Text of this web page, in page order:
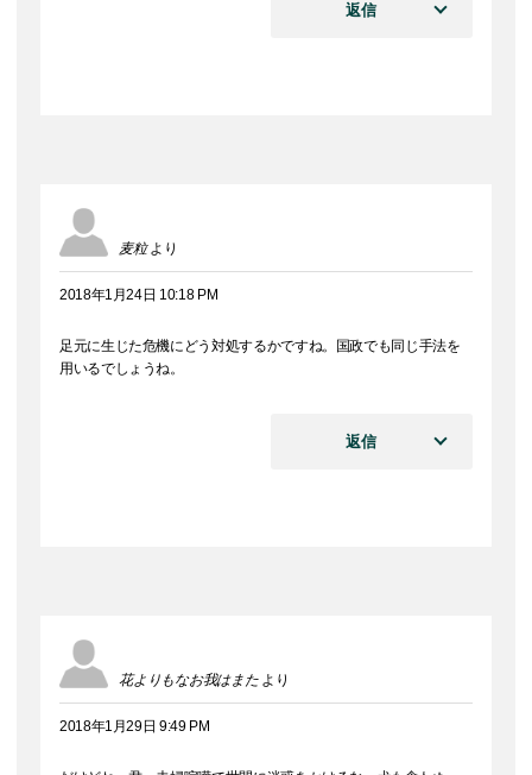
返信
麦粒 より
2018年1月24日 10:18 PM
足元に生じた危機にどう対処するかですね。国政でも同じ手法を
用いるでしょうね。
返信
花よりもなお我はまた より
2018年1月29日 9:49 PM